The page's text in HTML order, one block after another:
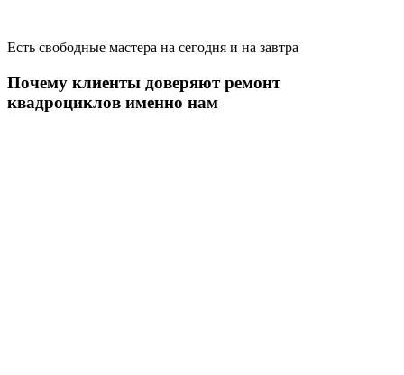
Есть свободные мастера на сегодня и на завтра
Почему клиенты доверяют ремонт
квадроциклов именно нам